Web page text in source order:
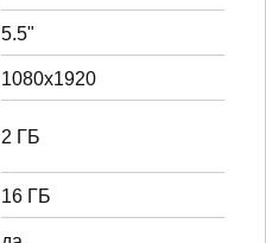
5.5"
1080x1920
2 ГБ
16 ГБ